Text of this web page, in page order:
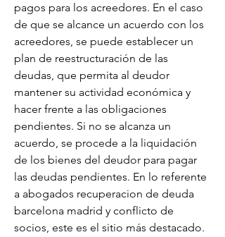
pagos para los acreedores. En el caso
de que se alcance un acuerdo con los
acreedores, se puede establecer un
plan de reestructuración de las
deudas, que permita al deudor
mantener su actividad económica y
hacer frente a las obligaciones
pendientes. Si no se alcanza un
acuerdo, se procede a la liquidación
de los bienes del deudor para pagar
las deudas pendientes. En lo referente
a abogados recuperacion de deuda
barcelona madrid y conflicto de
socios, este es el sitio más destacado.